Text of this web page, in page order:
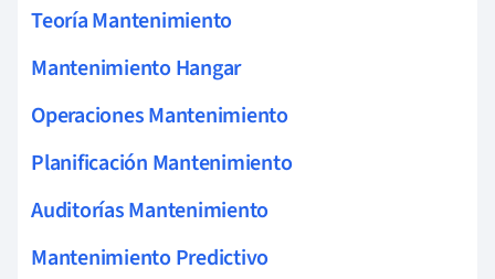
Teoría Mantenimiento
Mantenimiento Hangar
Operaciones Mantenimiento
Planificación Mantenimiento
Auditorías Mantenimiento
Mantenimiento Predictivo